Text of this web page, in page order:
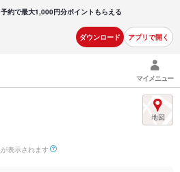
約で最大1,000円分ポイントもらえる
ダウンロード アプリで開く
マイメニュー
表示されます